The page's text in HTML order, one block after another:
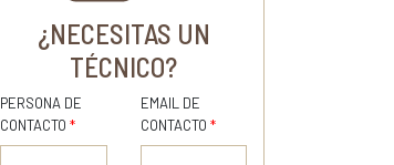
¿NECESITAS UN
TÉCNICO?
PERSONA DE
CONTACTO *
EMAIL DE
CONTACTO *